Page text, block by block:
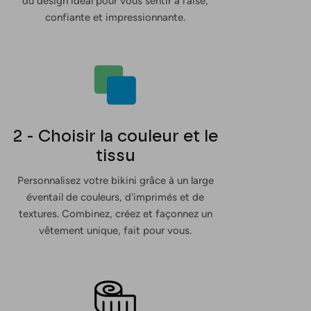
confiante et impressionnante.
2 - Choisir la couleur et le
tissu
Personnalisez votre bikini grâce à un large
éventail de couleurs, d'imprimés et de
textures. Combinez, créez et façonnez un
vêtement unique, fait pour vous.